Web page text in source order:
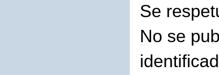
Se
No se